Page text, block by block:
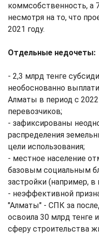
коммсобственность, а
несмотря на то, что
2021 году.
Отдельные недочеты:
- 2,3 млрд тенге
необоснованно
Алматы в период с
перевозчиков;
- зафиксированы
распределения
цели использования;
- местное население
базовым социальным
застройки (например,
- неэффективной
"Алматы" - СПК за
освоила 30 млрд тенге
сферу строительства